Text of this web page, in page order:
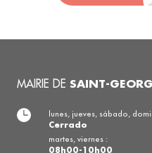
MAIRIE DE SAINT-
lunes, jueves, sábado,
Cerrado
martes, viernes :
08h00-10h00